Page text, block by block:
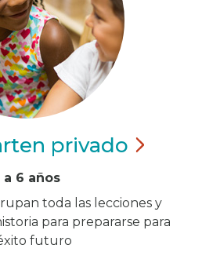
privado
a 6 años
toda las lecciones y
para prepararse para
futuro